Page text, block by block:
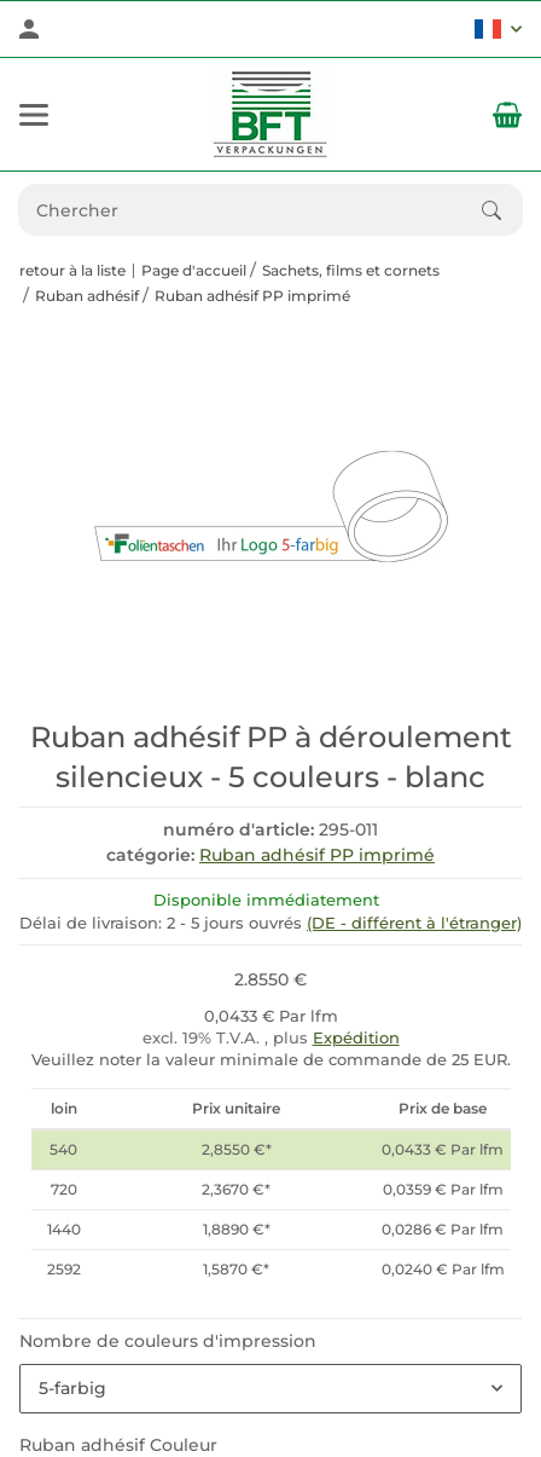
retour à la liste Page d'accueil
Sachets, films et cornets
Ruban adhésif
Ruban adhésif PP imprimé
Ruban adhésif PP à déroulement
silencieux - 5 couleurs - blanc
numéro d'article: 295-011
catégorie: Ruban adhésif PP imprimé
Disponible immédiatement
Délai de livraison: 2 - 5 jours ouvrés (DE - différent à l'étranger)
2.8550 €
0,0433 € Par lfm
excl. 19% T.V.A. , plus Expédition
Veuillez noter la valeur minimale de commande de 25 EUR.
loin Prix unitaire Prix de base
540 2,8550 €* 0,0433 € Par lfm
720 2,3670 €* 0,0359 € Par lfm
1440 1,8890 €* 0,0286 € Par lfm
2592 1,5870 €* 0,0240 € Par lfm
Nombre de couleurs d'impression
5-farbig
Ruban adhésif Couleur